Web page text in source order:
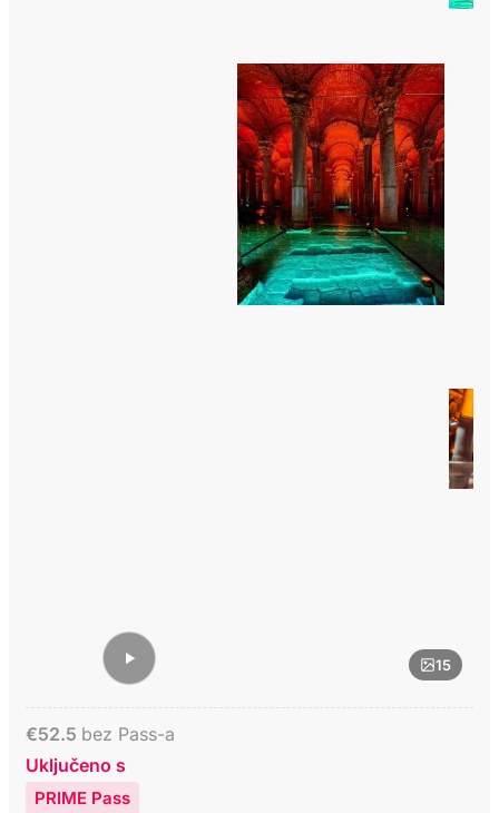
15
€52.5 bez Pass-a
Uključeno s
PRIME Pass